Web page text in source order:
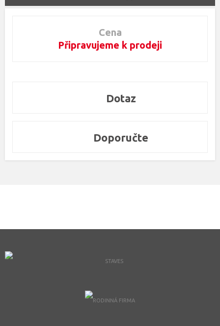
Cena
Připravujeme k prodeji
Dotaz
Doporučte